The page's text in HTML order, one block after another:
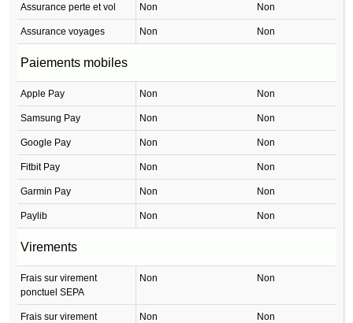
Assurance perte et vol Non Non
Assurance voyages Non Non
Paiements mobiles
Apple Pay Non Non
Samsung Pay Non Non
Google Pay Non Non
Fitbit Pay Non Non
Garmin Pay Non Non
Paylib Non Non
Virements
Frais sur virement
ponctuel SEPA
Non Non
Frais sur virement
Non Non